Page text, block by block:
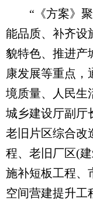
“《方案》聚
能品质、补齐设
貌特色、推进产
康发展等重点，
境质量、人民生
城乡建设厅副厅
老旧片区综合改
程、老旧厂区(
施补短板工程、
空间营建提升工